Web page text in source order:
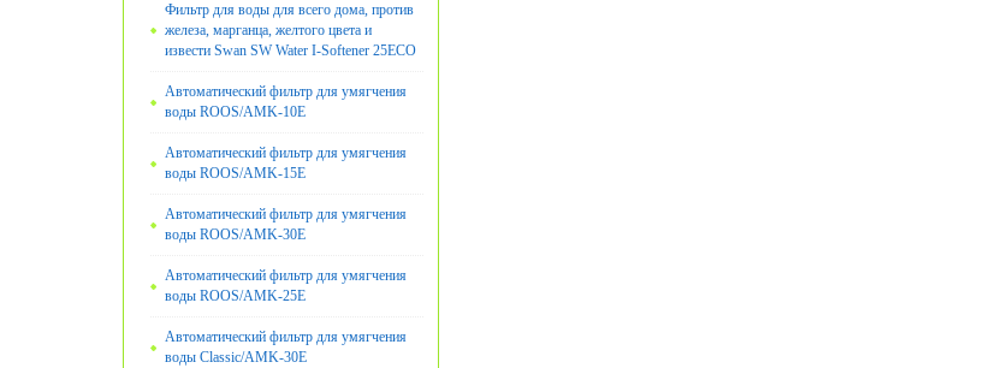
Фильтр для воды для всего дома, против
железа, марганца, желтого цвета и
извести Swan SW Water I-Softener 25ECO
Автоматический фильтр для умягчения
воды ROOS/AMK-10E
Автоматический фильтр для умягчения
воды ROOS/AMK-15E
Автоматический фильтр для умягчения
воды ROOS/AMK-30E
Автоматический фильтр для умягчения
воды ROOS/AMK-25E
Автоматический фильтр для умягчения
воды Classic/AMK-30E